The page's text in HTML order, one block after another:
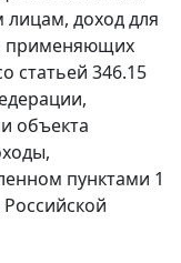
доход для
применяющих
статьей 346.15
объекта
пунктами 1